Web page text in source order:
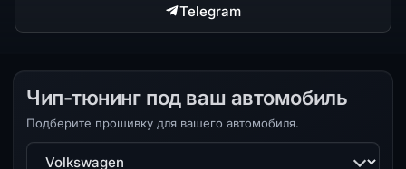
Telegram
Чип-тюнинг под ваш автомобиль
Подберите прошивку для вашего автомобиля.
Марка